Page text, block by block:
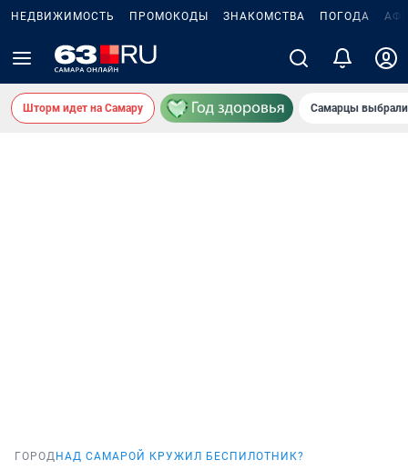
НЕДВИЖИМОСТЬ ПРОМОКОДЫ ЗНАКОМСТВА ПОГОДА
Шторм идет на Самару Самарцы
ГОРОД НАД САМАРОЙ КРУЖИЛ БЕСПИЛОТНИК?